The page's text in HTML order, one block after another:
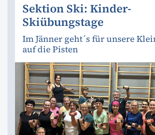
Sektion Ski: Kinder-
Skiübungstage
Im Jänner geht´s für unsere
auf die Pisten